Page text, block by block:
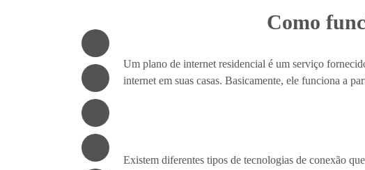
Como
Um plano de internet residencial é um serviço
internet em suas casas. Basicamente, ele funciona a
Existem diferentes tipos de tecnologias de conexão